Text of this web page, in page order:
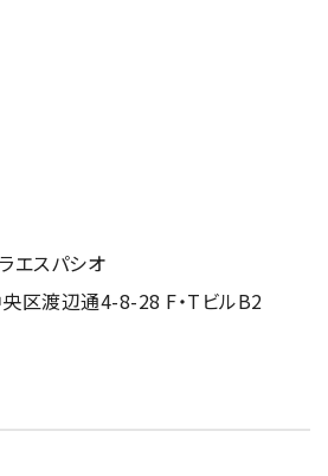
質解析システム JMS-T2000GC
ア
ケーションノート
コラム
エスパシオ
区渡辺通4-8-28 F・TビルB2